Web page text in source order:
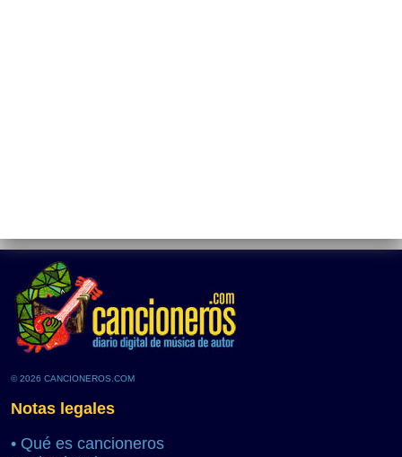
© 2026 CANCIONEROS.COM
Notas legales
• Qué es cancioneros